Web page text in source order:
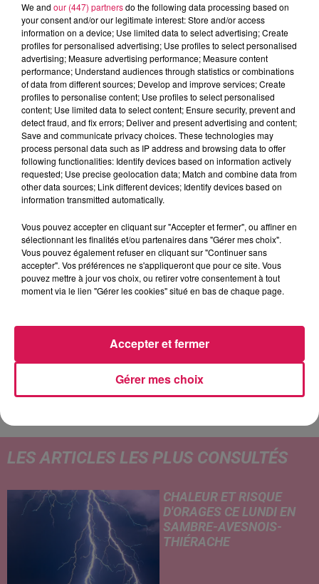
12h00 - 22h00
Les hits de Canal FM
17h21
17h21 17h15
17h15
TEDDY SWIMS
17h08
17h08
LES ARTICLES LES PLUS CONSULTÉS
CHALEUR ET RISQUE
D'ORAGES CE LUNDI EN
SAMBRE-AVESNOIS-
THIÉRACHE
We and our (447) partnersdo the following data processing based on
your consent and/or our legitimate interest: Store and/or access
information on a device; Use limited data to select advertising; Create
profiles for personalised advertising; Use profiles to select personalised
advertising; Measure advertising performance; Measure content
performance; Understand audiences through statistics or combinations
of data from different sources; Develop and improve services; Create
profiles to personalise content; Use profiles to select personalised
content; Use limited data to select content; Ensure security, prevent and
detect fraud, and fix errors; Deliver and present advertising and content;
Save and communicate privacy choices. These technologies may
process personal data such as IP address and browsing data to offer
following functionalities: Identify devices based on information actively
requested; Use precise geolocation data; Match and combine data from
other data sources; Link different devices; Identify devices based on
information transmitted automatically.
Vous pouvez accepter en cliquant sur "Accepter et fermer", ou affiner en
sélectionnant les finalités et/ou partenaires dans "Gérer mes choix".
Vous pouvez également refuser en cliquant sur "Continuer sans
accepter". Vos préférences ne s'appliqueront que pour ce site. Vous
pouvez mettre à jour vos choix, ou retirer votre consentement à tout
moment via le lien "Gérer les cookies" situé en bas de chaque page.
Gérer mes choix
Accepter et fermer